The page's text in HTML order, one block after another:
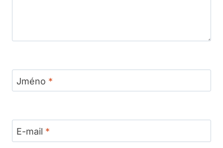
Jméno *
E-mail *